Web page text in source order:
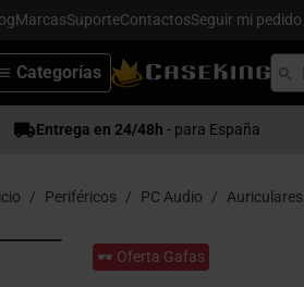
MarcasSuporteContactosSeguir mi pedido
Categorías
Entrega en 24/48h - para España
Periféricos PC Audio Auriculares
🕶️ Oferta Gafas